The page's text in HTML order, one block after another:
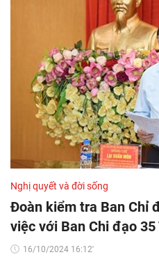
Nghị quyết và đời sống
Đoàn kiểm tra Ban Chỉ
việc với Ban Chi đạo
16/10/2024 16:12'